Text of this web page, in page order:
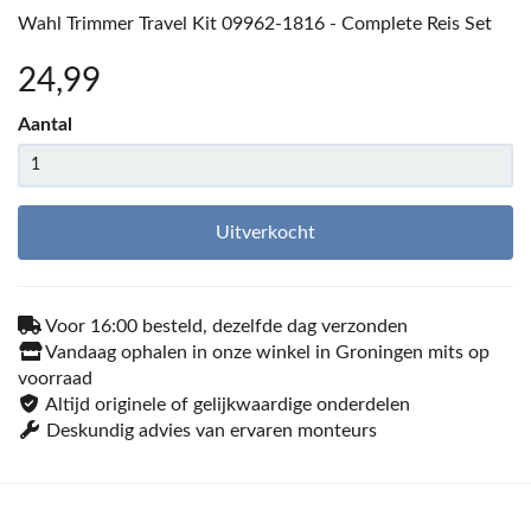
Wahl Trimmer Travel Kit 09962-1816 - Complete Reis Set
24,99
Aantal
Uitverkocht
Voor 16:00 besteld, dezelfde dag verzonden
Vandaag ophalen in onze winkel in Groningen mits op
voorraad
Altijd originele of gelijkwaardige onderdelen
Deskundig advies van ervaren monteurs